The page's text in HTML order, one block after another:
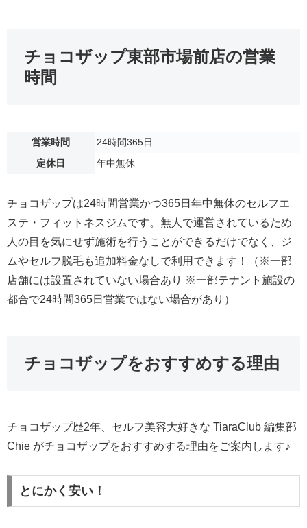
チョコザップ東部市場前店の営業
時間
営業時間
24時間365日
定休日
年中無休
チョコザップは24時間営業かつ365日年中無休のセルフエ
ステ・フィットネスジムです。無人で運営されているため
人の目を気にせず施術を行うことができるだけでなく、ジ
ムやセルフ脱毛も追加料金なしで利用できます！（※一部
店舗には設置されていない場合あり ※一部テナント施設の
都合で24時間365日営業ではない場合があり）
チョコザップをおすすめする理由
チョコザップ歴2年、セルフ美容大好きな TiaraClub 編集部
Chie がチョコザップをおすすめする理由をご案内します♪
とにかく安い！